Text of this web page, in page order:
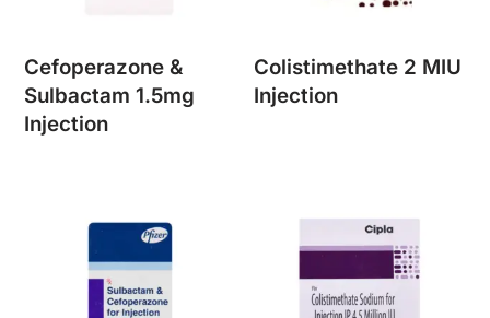
Cefoperazone &
Sulbactam 1.5mg
Injection
Colistimethate 2 MIU
Injection